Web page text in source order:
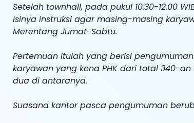
Setelah townhall, pada pukul 10.30-12.00
Isinya instruksi agar masing-masing
Merentang Jumat-Sabtu.
Pertemuan itulah yang berisi
karyawan yang kena PHK dari total 340-
dua di antaranya.
Suasana kantor pasca pengumuman